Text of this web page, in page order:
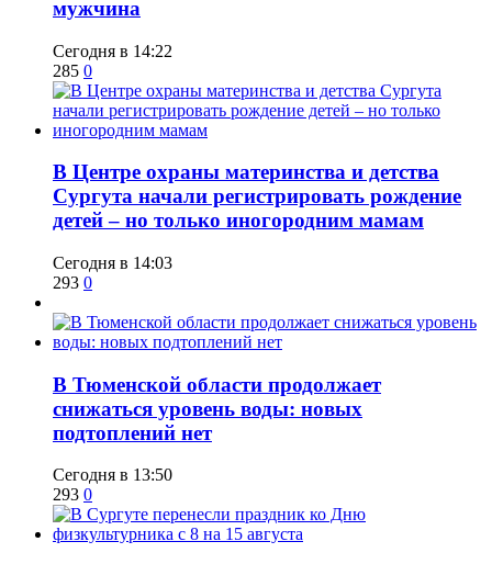
мужчина
Сегодня в 14:22
285 0
​В Центре охраны материнства и детства
Сургута начали регистрировать рождение
детей – но только иногородним мамам
Сегодня в 14:03
293 0
​В Тюменской области продолжает
снижаться уровень воды: новых
подтоплений нет
Сегодня в 13:50
293 0